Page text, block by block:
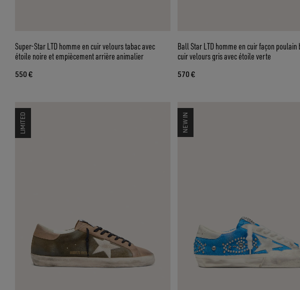
Super-Star LTD homme en cuir velours tabac avec
étoile noire et empiècement arrière animalier
550 €
Ball Star LTD homme en cuir façon poulain
cuir velours gris avec étoile verte
570 €
LIMITED NEW IN